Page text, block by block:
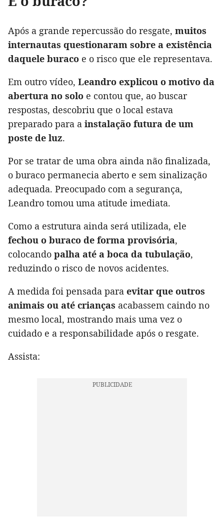
Após a grande repercussão do resgate, muitos
internautas questionaram sobre a existência
daquele buraco e o risco que ele representava.
Em outro vídeo, Leandro explicou o motivo da
abertura no solo e contou que, ao buscar
respostas, descobriu que o local estava
preparado para a instalação futura de um
poste de luz.
Por se tratar de uma obra ainda não finalizada,
o buraco permanecia aberto e sem sinalização
adequada. Preocupado com a segurança,
Leandro tomou uma atitude imediata.
Como a estrutura ainda será utilizada, ele
fechou o buraco de forma provisória,
colocando palha até a boca da tubulação,
reduzindo o risco de novos acidentes.
A medida foi pensada para evitar que outros
animais ou até crianças acabassem caindo no
mesmo local, mostrando mais uma vez o
cuidado e a responsabilidade após o resgate.
Assista: